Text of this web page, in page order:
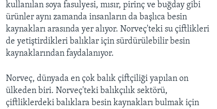
kullanılan soya fasulyesi, mısır, pirinç ve buğday gibi
ürünler aynı zamanda insanların da başlıca besin
kaynakları arasında yer alıyor. Norveç'teki su çiftlikleri
de yetiştirdikleri balıklar için sürdürülebilir besin
kaynaklarından faydalanıyor.
Norveç, dünyada en çok balık çiftçiliği yapılan on
ülkeden biri. Norveç'teki balıkçılık sektörü,
çiftliklerdeki balıklara besin kaynakları bulmak için